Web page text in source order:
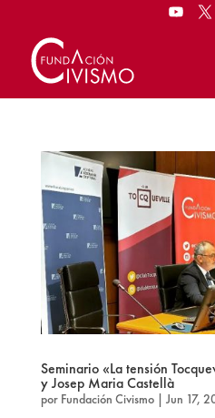
Seminario «La tensión
y Josep Maria Castellà
por Fundación Civismo| Jun 17,